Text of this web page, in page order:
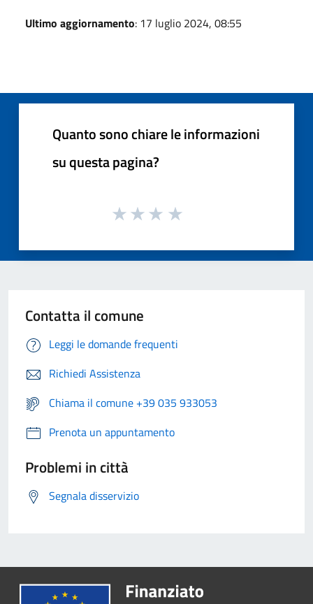
Ultimo aggiornamento: 17 luglio 2024, 08:55
Quanto sono chiare le informazioni
su questa pagina?
Contatta il comune
Leggi le domande frequenti
Richiedi Assistenza
Chiama il comune +39 035 933053
Prenota un appuntamento
Problemi in città
Segnala disservizio